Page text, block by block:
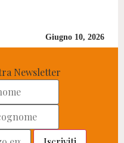
Giugno 10, 2026
Newsletter